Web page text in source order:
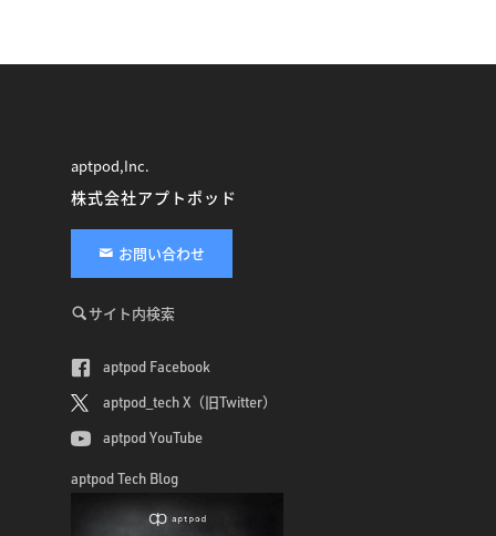
aptpod,Inc.
株式会社アプトポッド
お問い合わせ
サイト内検索
aptpod Facebook
aptpod_tech X（旧Twitter）
aptpod YouTube
aptpod Tech Blog